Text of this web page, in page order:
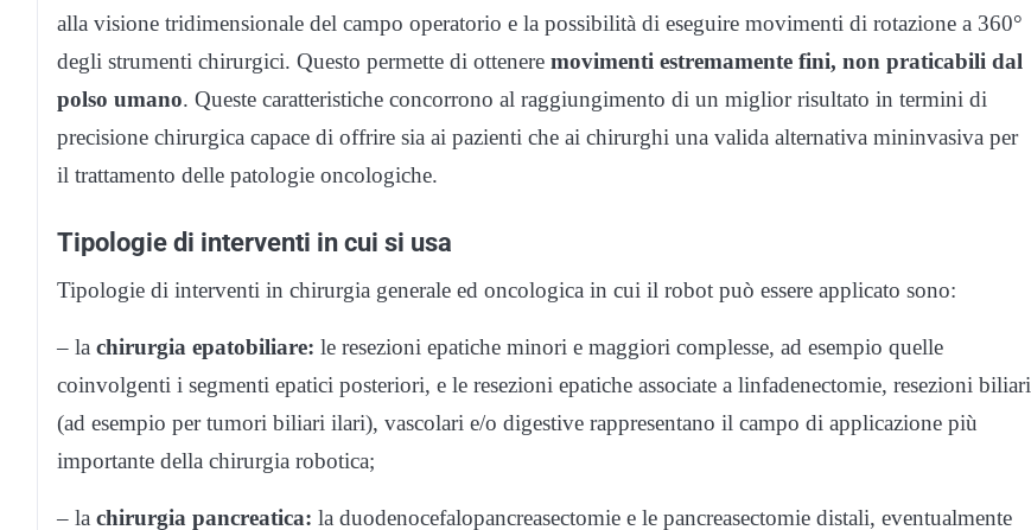
alla visione tridimensionale del campo operatorio e la possibilità di eseguire movimenti di rotazione a 360°
degli strumenti chirurgici. Questo permette di ottenere movimenti estremamente fini, non praticabili dal
polso umano. Queste caratteristiche concorrono al raggiungimento di un miglior risultato in termini di
precisione chirurgica capace di offrire sia ai pazienti che ai chirurghi una valida alternativa mininvasiva per
il trattamento delle patologie oncologiche.
Tipologie di interventi in cui si usa
Tipologie di interventi in chirurgia generale ed oncologica in cui il robot può essere applicato sono:
– la chirurgia epatobiliare: le resezioni epatiche minori e maggiori complesse, ad esempio quelle
coinvolgenti i segmenti epatici posteriori, e le resezioni epatiche associate a linfadenectomie, resezioni biliari
(ad esempio per tumori biliari ilari), vascolari e/o digestive rappresentano il campo di applicazione più
importante della chirurgia robotica;
– la chirurgia pancreatica: la duodenocefalopancreasectomie e le pancreasectomie distali, eventualmente